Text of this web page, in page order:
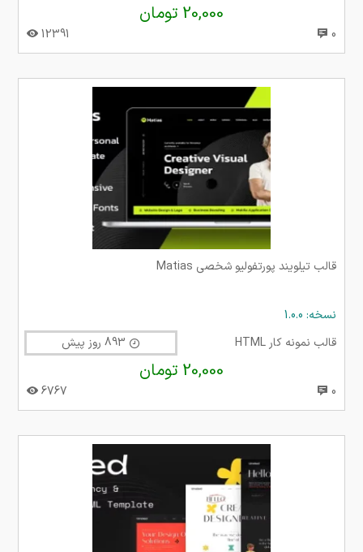
20,000 تومان
0
12391
قالب تیلویند پورتفولیو شخصی Matias
نسخه: 1.0.0
قالب نمونه کار HTML
20,000 تومان
0
6767